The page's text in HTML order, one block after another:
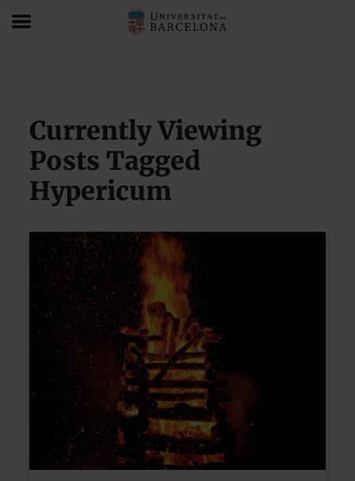
Currently Viewing
Posts Tagged
Hypericum